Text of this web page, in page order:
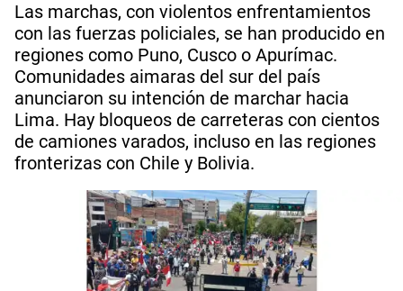
Las marchas, con violentos enfrentamientos
con las fuerzas policiales, se han producido en
regiones como Puno, Cusco o Apurímac.
Comunidades aimaras del sur del país
anunciaron su intención de marchar hacia
Lima. Hay bloqueos de carreteras con cientos
de camiones varados, incluso en las regiones
fronterizas con Chile y Bolivia.